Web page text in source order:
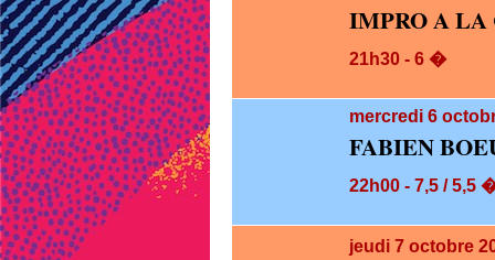
IMPRO A LA
21h30 - 6 �
mercredi 6
FABIEN
22h00 - 7,5 / 5,5
jeudi 7 octobre